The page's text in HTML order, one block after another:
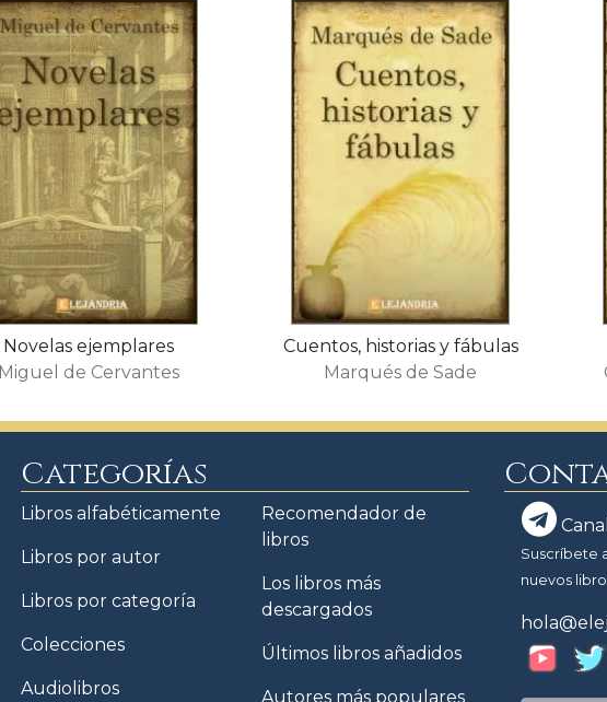
Novelas ejemplares
de Cervantes
Cuentos, historias y fábulas
Marqués de Sade
Categorías
Libros alfabéticamente
Libros por autor
Libros por categoría
Colecciones
Audiolibros
Recomendador de
libros
Los libros más
descargados
Últimos libros añadidos
Autores más populares
Suscríbete
nuevos